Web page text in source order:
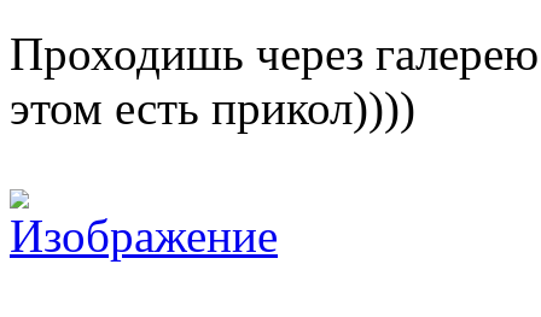
Проходишь через
этом есть прикол))))